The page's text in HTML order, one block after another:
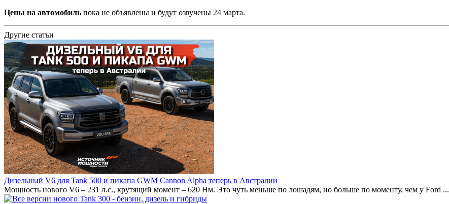
Цены на автомобиль пока не объявлены и будут озвучены 24 марта.
Другие статьи
Дизельный V6 для Tank 500 и пикапа GWM Cannon Alpha теперь в Австралии
Мощность нового V6 – 231 л.с., крутящий момент – 620 Нм. Это чуть меньше по лошадям, но больше по моменту, чем у Ford ...